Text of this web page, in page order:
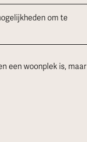
om te
een woonplek is, maar